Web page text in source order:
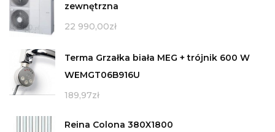
zewnętrzna
22 990,00zł
Terma Grzałka biała MEG + trójnik 600 W
WEMGT06B916U
189,97zł
Reina Colona 380X1800